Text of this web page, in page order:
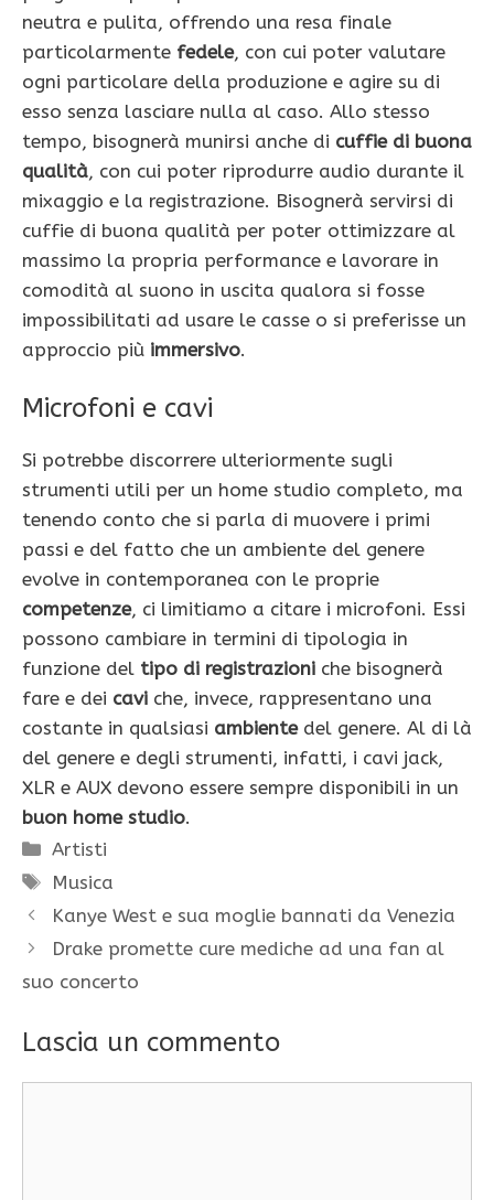
neutra e pulita, offrendo una resa finale
particolarmente fedele, con cui poter valutare
ogni particolare della produzione e agire su di
esso senza lasciare nulla al caso. Allo stesso
tempo, bisognerà munirsi anche di cuffie di buona
qualità, con cui poter riprodurre audio durante il
mixaggio e la registrazione. Bisognerà servirsi di
cuffie di buona qualità per poter ottimizzare al
massimo la propria performance e lavorare in
comodità al suono in uscita qualora si fosse
impossibilitati ad usare le casse o si preferisse un
approccio più immersivo.
Microfoni e cavi
Si potrebbe discorrere ulteriormente sugli
strumenti utili per un home studio completo, ma
tenendo conto che si parla di muovere i primi
passi e del fatto che un ambiente del genere
evolve in contemporanea con le proprie
competenze, ci limitiamo a citare i microfoni. Essi
possono cambiare in termini di tipologia in
funzione del tipo di registrazioni che bisognerà
fare e dei cavi che, invece, rappresentano una
costante in qualsiasi ambientedel genere. Al di là
del genere e degli strumenti, infatti, i cavi jack,
XLR e AUX devono essere sempre disponibili in un
buon home studio.
Categorie
Artisti
Tag
Musica
Kanye West e sua moglie bannati da Venezia
Drake promette cure mediche ad una fan al
suo concerto
Lascia un commento